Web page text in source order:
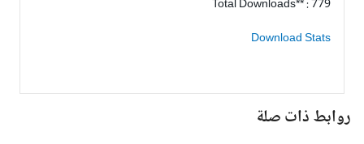
Total Downloads** : 779
Download Stats
روابط ذات صلة